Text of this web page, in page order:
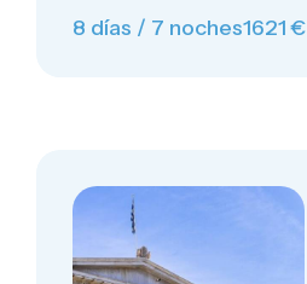
8 días / 7 noches1621 €